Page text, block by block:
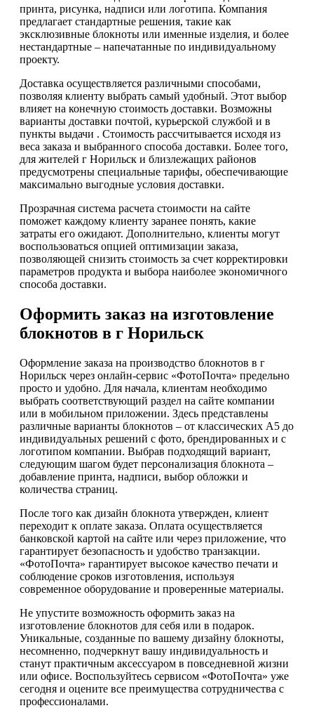
принта, рисунка, надписи или логотипа. Компания
предлагает стандартные решения, такие как
эксклюзивные блокноты или именные изделия, и более
нестандартные – напечатанные по индивидуальному
проекту.
Доставка осуществляется различными способами,
позволяя клиенту выбрать самый удобный. Этот выбор
влияет на конечную стоимость доставки. Возможны
варианты доставки почтой, курьерской службой и в
пункты выдачи . Стоимость рассчитывается исходя из
веса заказа и выбранного способа доставки. Более того,
для жителей г Норильск и близлежащих районов
предусмотрены специальные тарифы, обеспечивающие
максимально выгодные условия доставки.
Прозрачная система расчета стоимости на сайте
поможет каждому клиенту заранее понять, какие
затраты его ожидают. Дополнительно, клиенты могут
воспользоваться опцией оптимизации заказа,
позволяющей снизить стоимость за счет корректировки
параметров продукта и выбора наиболее экономичного
способа доставки.
Оформить заказ на изготовление
блокнотов в г Норильск
Оформление заказа на производство блокнотов в г
Норильск через онлайн-сервис «ФотоПочта» предельно
просто и удобно. Для начала, клиентам необходимо
выбрать соответствующий раздел на сайте компании
или в мобильном приложении. Здесь представлены
различные варианты блокнотов – от классических А5 до
индивидуальных решений с фото, брендированных и с
логотипом компании. Выбрав подходящий вариант,
следующим шагом будет персонализация блокнота –
добавление принта, надписи, выбор обложки и
количества страниц.
После того как дизайн блокнота утвержден, клиент
переходит к оплате заказа. Оплата осуществляется
банковской картой на сайте или через приложение, что
гарантирует безопасность и удобство транзакции.
«ФотоПочта» гарантирует высокое качество печати и
соблюдение сроков изготовления, используя
современное оборудование и проверенные материалы.
Не упустите возможность оформить заказ на
изготовление блокнотов для себя или в подарок.
Уникальные, созданные по вашему дизайну блокноты,
несомненно, подчеркнут вашу индивидуальность и
станут практичным аксессуаром в повседневной жизни
или офисе. Воспользуйтесь сервисом «ФотоПочта» уже
сегодня и оцените все преимущества сотрудничества с
профессионалами.